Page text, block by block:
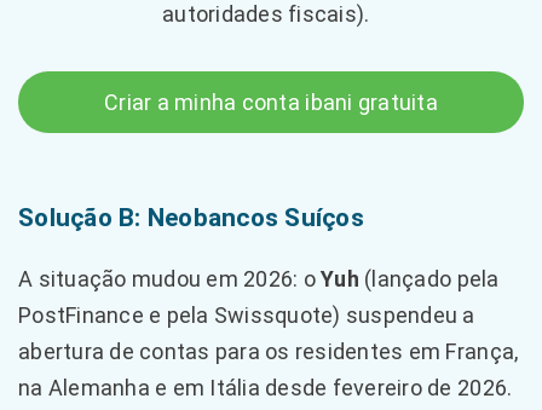
autoridades fiscais).
Criar a minha conta ibani gratuita
Solução B: Neobancos Suíços
A situação mudou em 2026: oYuh (lançado pela
PostFinance e pela Swissquote) suspendeu a
abertura de contas para os residentes em França,
na Alemanha e em Itália desde fevereiro de 2026.